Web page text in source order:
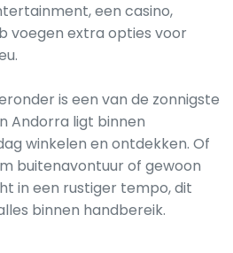
een casino,
voegen extra opties voor
is een van de zonnigste
Andorra ligt binnen
winkelen en ontdekken. Of
buitenavontuur of gewoon
in een rustiger tempo, dit
binnen handbereik.